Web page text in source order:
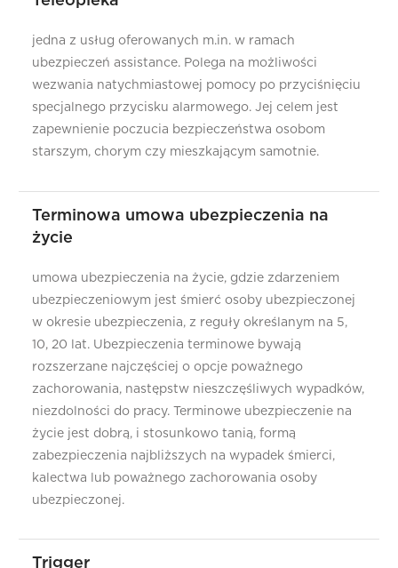
jedna z usług oferowanych m.in. w ramach
ubezpieczeń assistance. Polega na możliwości
wezwania natychmiastowej pomocy po przyciśnięciu
specjalnego przycisku alarmowego. Jej celem jest
zapewnienie poczucia bezpieczeństwa osobom
starszym, chorym czy mieszkającym samotnie.
Terminowa umowa ubezpieczenia na
życie
umowa ubezpieczenia na życie, gdzie zdarzeniem
ubezpieczeniowym jest śmierć osoby ubezpieczonej
w okresie ubezpieczenia, z reguły określanym na 5,
10, 20 lat. Ubezpieczenia terminowe bywają
rozszerzane najczęściej o opcje poważnego
zachorowania, następstw nieszczęśliwych wypadków,
niezdolności do pracy. Terminowe ubezpieczenie na
życie jest dobrą, i stosunkowo tanią, formą
zabezpieczenia najbliższych na wypadek śmierci,
kalectwa lub poważnego zachorowania osoby
ubezpieczonej.
Trigger